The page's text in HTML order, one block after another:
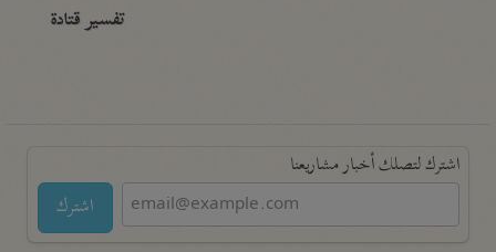
تفسير قتادة
اشترك لتصلك أخبار مشاريعنا
اشترك